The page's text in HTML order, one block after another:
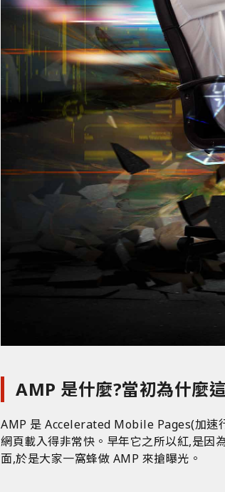
AMP 是什麼?當初為什麼
AMP 是 Accelerated Mobile Pages(加速
網頁載入得非常快。早年它之所以紅,是
面,於是大家一窩蜂做 AMP 來搶曝光。